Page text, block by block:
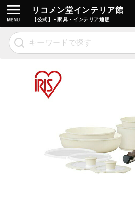
リコメン堂インテリア館
【公式】 - 家具・インテリア通販